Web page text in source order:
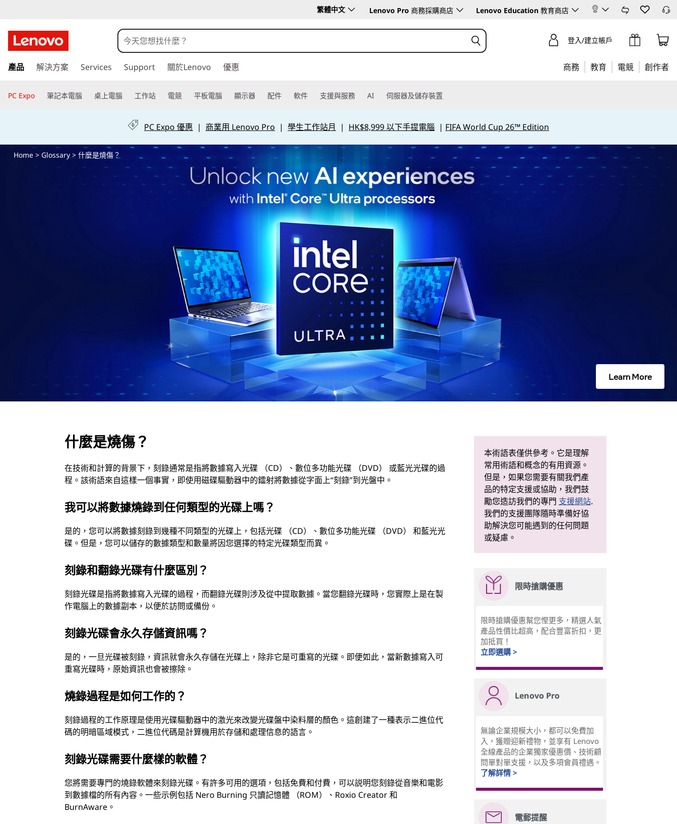
麼
是
傷
繁體中文 Lenovo Pro 商務採購商店 Lenovo Education 教育商店
至
要
登入/建立帳戶
產品 解決方案 Services Support 關於Lenovo 優惠 商務 教育 電競 創作者
PC Expo 筆記本電腦 桌上電腦 工作站 電競 平板電腦 顯示器 配件 軟件 支援與服務 AI 伺服器及儲存裝置
PC Expo 優惠 | 商業用 Lenovo Pro | 學生工作站月 | HK$8,999 以下手提電腦 | FIFA World Cup 26™ Edition
Home> Glossary> 什麼是燒傷？
Learn More
什麼是燒傷？
在技術和計算的背景下，刻錄通常是指將數據寫入光碟 （CD）、數位多功能光碟 （DVD） 或藍光光碟的過
程。該術語來自這樣一個事實，即使用磁碟驅動器中的鐳射將數據從字面上“刻錄”到光盤中。
我可以將數據燒錄到任何類型的光碟上嗎？
是的，您可以將數據刻錄到幾種不同類型的光碟上，包括光碟 （CD）、數位多功能光碟 （DVD） 和藍光光
碟。但是，您可以儲存的數據類型和數量將因您選擇的特定光碟類型而異。
刻錄和翻錄光碟有什麼區別？
刻錄光碟是指將數據寫入光碟的過程，而翻錄光碟則涉及從中提取數據。當您翻錄光碟時，您實際上是在製
作電腦上的數據副本，以便於訪問或備份。
刻錄光碟會永久存儲資訊嗎？
是的，一旦光碟被刻錄，資訊就會永久存儲在光碟上，除非它是可重寫的光碟。即便如此，當新數據寫入可
重寫光碟時，原始資訊也會被擦除。
燒錄過程是如何工作的？
刻錄過程的工作原理是使用光碟驅動器中的激光來改變光碟盤中染料層的顏色。這創建了一種表示二進位代
碼的明暗區域模式，二進位代碼是計算機用於存儲和處理信息的語言。
刻錄光碟需要什麼樣的軟體？
您將需要專門的燒錄軟體來刻錄光碟。有許多可用的選項，包括免費和付費，可以説明您刻錄從音樂和電影
到數據檔的所有內容。一些示例包括 Nero Burning 只讀記憶體 （ROM）、Roxio Creator 和
BurnAware。
本術語表僅供參考。它是理解
常用術語和概念的有用資源。
但是，如果您需要有關我們產
品的特定支援或協助，我們鼓
勵您造訪我們的專門 支援網站.
我們的支援團隊隨時準備好協
助解決您可能遇到的任何問題
或疑慮。
限時搶購優惠
限時搶購優惠幫您慳更多，精選人氣
產品性價比超高，配合豐富折扣，更
加抵買！
立即選購 >
Lenovo Pro
無論企業規模大小，都可以免費加
入，獲贈迎新禮物，並享有 Lenovo
全線產品的企業獨家優惠價、技術顧
問單對單支援，以及多項會員禮遇。
了解詳情 >
電郵提醒